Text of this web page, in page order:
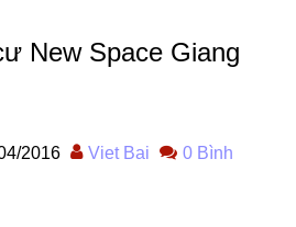
New Space Giang
2016 Viet Bai
0 Bình